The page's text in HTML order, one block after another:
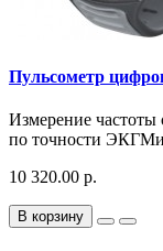
Пульсометр
Измерение частоты
по точности
10 320.00 р.
В корзину